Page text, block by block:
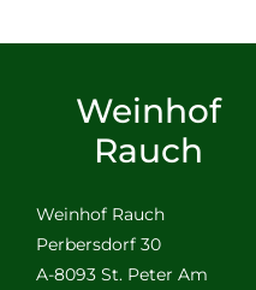
Weinhof
Rauch
Weinhof Rauch
Perbersdorf 30
A-8093 St. Peter Am